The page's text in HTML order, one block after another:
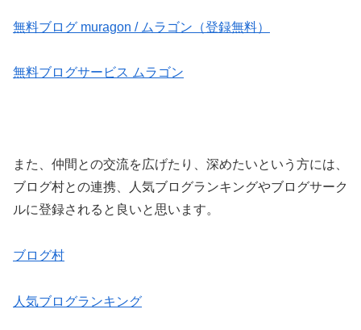
無料ブログ muragon / ムラゴン（登録無料）
無料ブログサービス ムラゴン
また、仲間との交流を広げたり、深めたいという方には、
ブログ村との連携、人気ブログランキングやブログサーク
ルに登録されると良いと思います。
ブログ村
人気ブログランキング